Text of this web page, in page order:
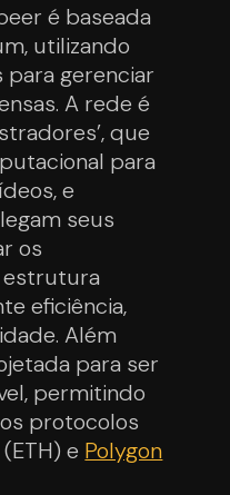
é baseada
utilizando
gerenciar
A rede é
que
para
e
seus
os
estrutura
eficiência,
Além
para ser
permitindo
protocolos
e Polygon